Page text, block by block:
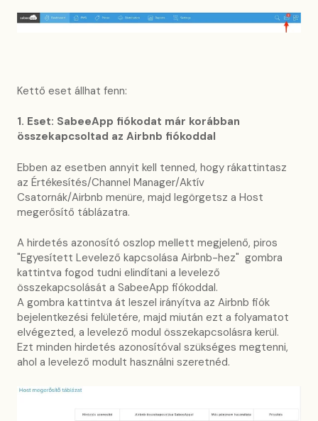
Kettő eset állhat fenn:
1. Eset: SabeeApp fiókodat már korábban
összekapcsoltad az Airbnb fiókoddal
Ebben az esetben annyit kell tenned, hogy rákattintasz
az Értékesítés/Channel Manager/Aktív
Csatornák/Airbnb menüre, majd legörgetsz a Host
megerősítő táblázatra.
A hirdetés azonosító oszlop mellett megjelenő, piros
"Egyesített Levelező kapcsolása Airbnb-hez" gombra
kattintva fogod tudni elindítani a levelező
összekapcsolását a SabeeApp fiókoddal.
A gombra kattintva át leszel irányítva az Airbnb fiók
bejelentkezési felületére, majd miután ezt a folyamatot
elvégezted, a levelező modul összekapcsolásra kerül.
Ezt minden hirdetés azonosítóval szükséges megtenni,
ahol a levelező modult használni szeretnéd.